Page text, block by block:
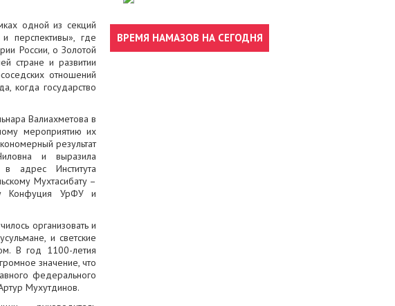
ВРЕМЯ НАМАЗОВ НА СЕГОДНЯ
одной из секций
перспективы», где
России, о Золотой
стране и развитии
отношений
когда государство
Валиахметова в
мероприятию их
результат
и выразила
в адрес Института
Мухтасибату –
Конфуция УрФУ и
организовать и
и светские
В год 1100-летия
значение, что
федерального
Мухутдинов.